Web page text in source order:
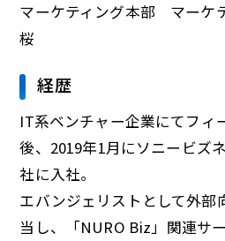
マーケティング本部 マーケ
桜
経歴
IT系ベンチャー企業にてフィ
後、2019年1月にソニービズ
社に入社。
エバンジェリストとして外部
当し、「NURO Biz」関連サ